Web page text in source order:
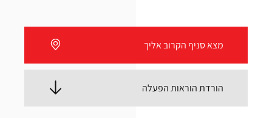
מצא סניף הקרוב אליך
הורדת הוראות הפעלה